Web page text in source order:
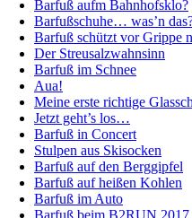
Barfuß aufm Bahnhofsklo?
Barfußschuhe… was’n
Barfuß schützt vor Grippe
Der Streusalzwahnsinn
Barfuß im Schnee
Aua!
Meine erste richtige
Jetzt geht’s los…
Barfuß in Concert
Stulpen aus Skisocken
Barfuß auf den Berggipfel
Barfuß auf heißen Kohlen
Barfuß im Auto